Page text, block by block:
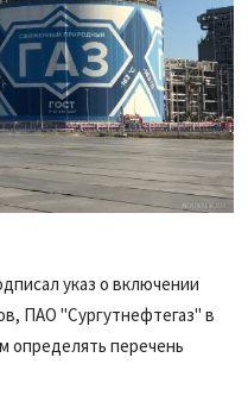
указ о включении
ПАО "Сургутнефтегаз" в
определять перечень